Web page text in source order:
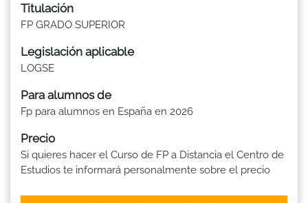
Titulación
FP GRADO SUPERIOR
Legislación aplicable
LOGSE
Para alumnos de
Fp para alumnos en España en 2026
Precio
Si quieres hacer el Curso de FP a Distancia el Centro de
Estudios te informará personalmente sobre el precio